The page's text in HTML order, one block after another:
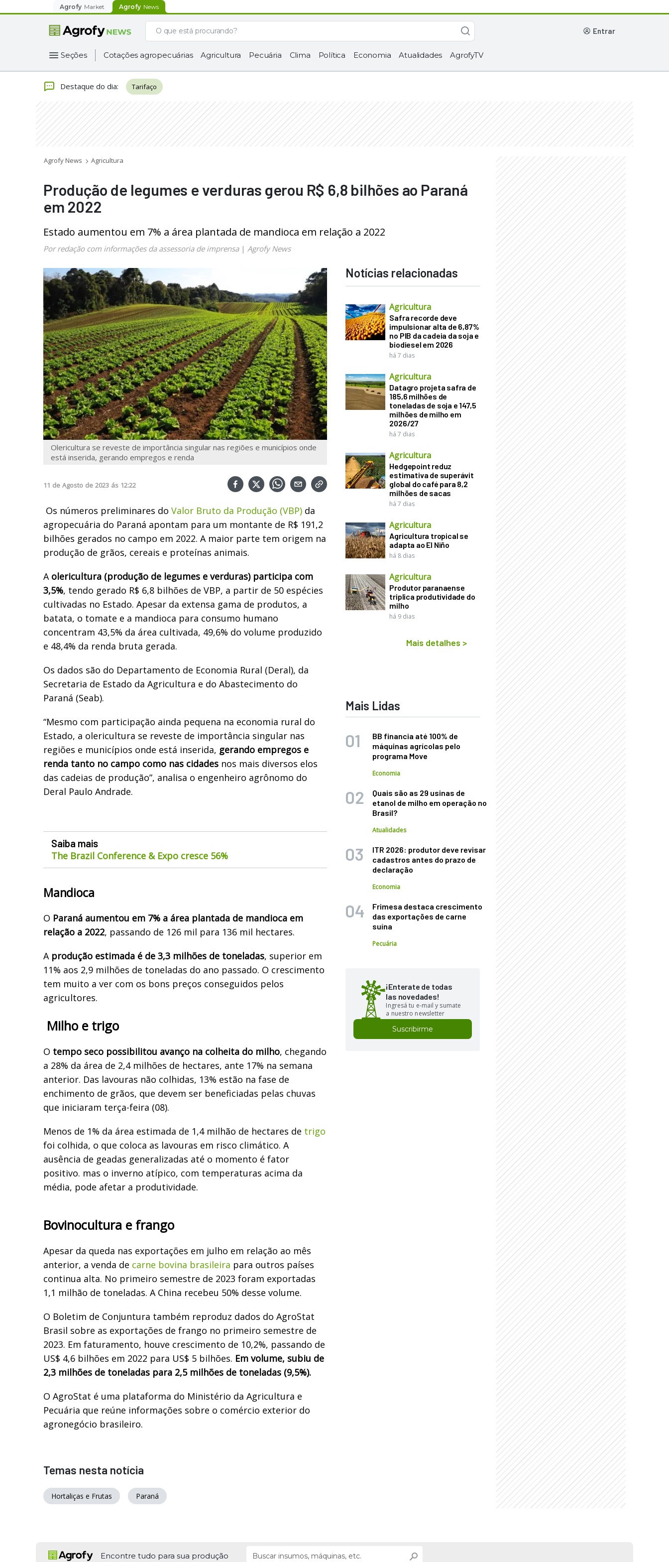
Agrofy Market Agrofy News
entrar
Seções Cotações agropecuárias Agricultura Pecuária Clima Política Economia Atualidades AgrofyTV
Destaque do dia: Tarifaço
Agrofy News Agricultura
Produção de legumes e verduras gerou R$ 6,8 bilhões ao Paraná
em 2022
Estado aumentou em 7% a área plantada de mandioca em relação a 2022
Por redação com informações da assessoria de imprensa| Agrofy News
Olericultura se reveste de importância singular nas regiões e municípios onde
está inserida, gerando empregos e renda
11 de Agosto de 2023 ás 12:22
Os números preliminares do Valor Bruto da Produção (VBP) da
agropecuária do Paraná apontam para um montante de R$ 191,2
bilhões gerados no campo em 2022. A maior parte tem origem na
produção de grãos, cereais e proteínas animais.
A olericultura (produção de legumes e verduras) participa com
3,5%, tendo gerado R$ 6,8 bilhões de VBP, a partir de 50 espécies
cultivadas no Estado. Apesar da extensa gama de produtos, a
batata, o tomate e a mandioca para consumo humano
concentram 43,5% da área cultivada, 49,6% do volume produzido
e 48,4% da renda bruta gerada.
Os dados são do Departamento de Economia Rural (Deral), da
Secretaria de Estado da Agricultura e do Abastecimento do
Paraná (Seab).
“Mesmo com participação ainda pequena na economia rural do
Estado, a olericultura se reveste de importância singular nas
regiões e municípios onde está inserida, gerando empregos e
renda tanto no campo como nas cidades nos mais diversos elos
das cadeias de produção”, analisa o engenheiro agrônomo do
Deral Paulo Andrade.
Saiba mais
The Brazil Conference & Expo cresce 56%
Mandioca
O Paraná aumentou em 7% a área plantada de mandioca em
relação a 2022, passando de 126 mil para 136 mil hectares.
A produção estimada é de 3,3 milhões de toneladas, superior em
11% aos 2,9 milhões de toneladas do ano passado. O crescimento
tem muito a ver com os bons preços conseguidos pelos
agricultores.
Milho e trigo
O tempo seco possibilitou avanço na colheita do milho, chegando
a 28% da área de 2,4 milhões de hectares, ante 17% na semana
anterior. Das lavouras não colhidas, 13% estão na fase de
enchimento de grãos, que devem ser beneficiadas pelas chuvas
que iniciaram terça-feira (08).
Menos de 1% da área estimada de 1,4 milhão de hectares de trigo
foi colhida, o que coloca as lavouras em risco climático. A
ausência de geadas generalizadas até o momento é fator
positivo. mas o inverno atípico, com temperaturas acima da
média, pode afetar a produtividade.
Bovinocultura e frango
Apesar da queda nas exportações em julho em relação ao mês
anterior, a venda de carne bovina brasileira para outros países
continua alta. No primeiro semestre de 2023 foram exportadas
1,1 milhão de toneladas. A China recebeu 50% desse volume.
O Boletim de Conjuntura também reproduz dados do AgroStat
Brasil sobre as exportações de frango no primeiro semestre de
2023. Em faturamento, houve crescimento de 10,2%, passando de
US$ 4,6 bilhões em 2022 para US$ 5 bilhões. Em volume, subiu de
2,3 milhões de toneladas para 2,5 milhões de toneladas (9,5%).
O AgroStat é uma plataforma do Ministério da Agricultura e
Pecuária que reúne informações sobre o comércio exterior do
agronegócio brasileiro.
Notícias relacionadas
Agricultura
Safra recorde deve
impulsionar alta de 6,87%
no PIB da cadeia da soja e
biodiesel em 2026
há 7 dias
Agricultura
Datagro projeta safra de
185,6 milhões de
toneladas de soja e 147,5
milhões de milho em
2026/27
há 7 dias
Agricultura
Hedgepoint reduz
estimativa de superávit
global do café para 8,2
milhões de sacas
há 7 dias
Agricultura
Agricultura tropical se
adapta ao El Niño
há 8 dias
Agricultura
Produtor paranaense
triplica produtividade do
milho
há 9 dias
Mais detalhes >
Mais Lidas
BB financia até 100% de
máquinas agrícolas pelo
programa Move
Economia
Quais são as 29 usinas de
etanol de milho em operação no
Brasil?
Atualidades
ITR 2026: produtor deve revisar
cadastros antes do prazo de
declaração
Economia
Frimesa destaca crescimento
das exportações de carne
suína
Pecuária
¡Enterate de todas
las novedades!
Ingresá tu e-mail y sumate
a nuestro newsletter
Suscribirme
Temas nesta notícia
Hortaliças e Frutas Paraná
Encontre tudo para sua produção